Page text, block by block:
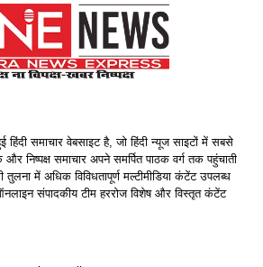
समाचार वेबसाइट है, जो हिंदी न्यूज साइटों में सबसे
निष्पक्ष समाचार अपने समर्पित पाठक वर्ग तक पहुंचाती
तुलना में अधिक विविधतापूर्ण मल्टीमीडिया कंटेंट उपलब्ध
संपादकीय टीम हररोज विशेष और विस्तृत कंटेंट